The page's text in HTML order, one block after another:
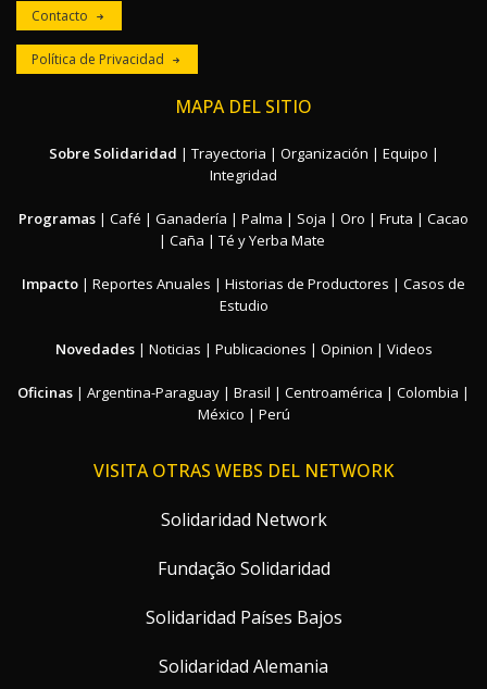
Contacto
Política de Privacidad
MAPA DEL SITIO
Sobre Solidaridad | Trayectoria | Organización | Equipo |
Integridad
Programas | Café | Ganadería | Palma | Soja | Oro | Fruta | Cacao
| Caña | Té y Yerba Mate
Impacto | Reportes Anuales | Historias de Productores | Casos de
Estudio
Novedades| Noticias | Publicaciones | Opinion | Videos
Oficinas | Argentina-Paraguay | Brasil | Centroamérica | Colombia |
México | Perú
VISITA OTRAS WEBS DEL NETWORK
Solidaridad Network
Fundação Solidaridad
Solidaridad Países Bajos
Solidaridad Alemania